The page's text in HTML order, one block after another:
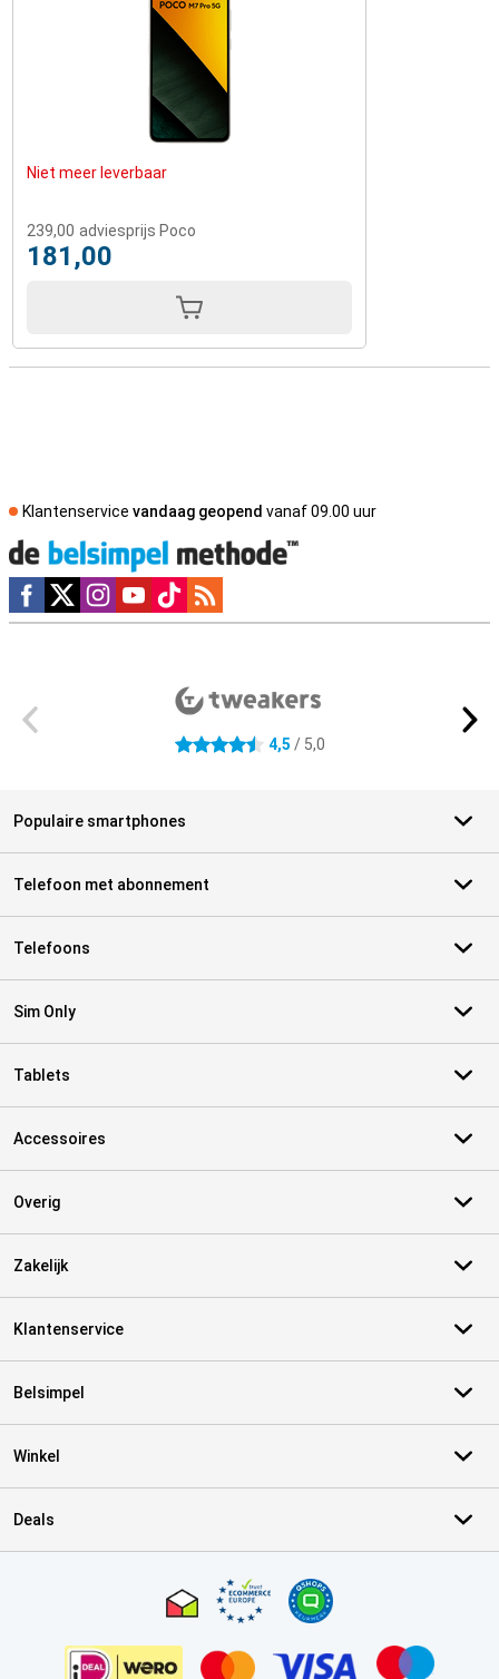
Niet meer leverbaar
239,00 adviesprijs Poco
181,00
Klantenservice vandaag geopend vanaf 09.00 uur
Social media
4.5 sterren 4,5 / 5,0
Populaire smartphones
Telefoon met abonnement
Telefoons
Sim Only
Tablets
Accessoires
Overig
Zakelijk
Klantenservice
Belsimpel
Winkel
Deals